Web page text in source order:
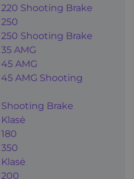
Shooting Brake
Shooting Brake
AMG
AMG
AMG Shooting
Brake